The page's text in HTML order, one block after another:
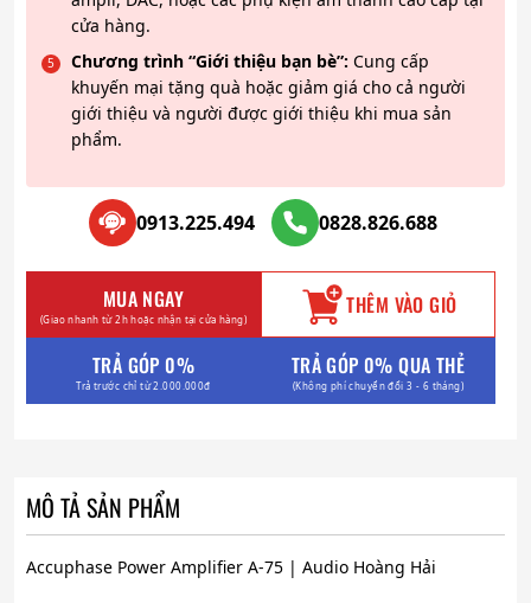
cửa hàng.
Chương trình “Giới thiệu bạn bè”: Cung cấp
khuyến mại tặng quà hoặc giảm giá cho cả người
giới thiệu và người được giới thiệu khi mua sản
phẩm.
0913.225.494 0828.826.688
MUA NGAY
(Giao nhanh từ 2h hoặc nhận tại cửa hàng) THÊM VÀO GIỎ
TRẢ GÓP 0%
Trả trước chỉ từ 2.000.000đ
TRẢ GÓP 0% QUA THẺ
(Không phí chuyển đổi 3 - 6 tháng)
MÔ TẢ SẢN PHẨM
Accuphase Power Amplifier A-75 | Audio Hoàng Hải